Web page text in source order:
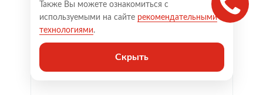
Также Вы можете ознакомиться с
используемыми на сайте рекомендательными
технологиями.
Скрыть